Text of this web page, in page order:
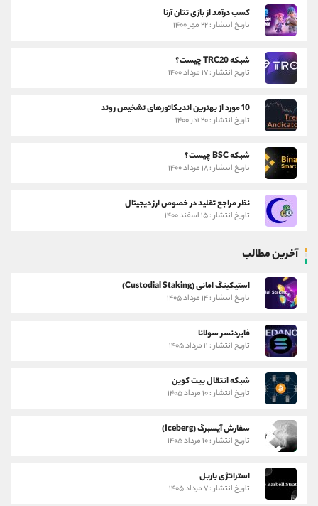
کسب درآمد از بازی تتان آرنا
تاریخ انتشار : ۲۲ مهر ۱۴۰۰
شبکه TRC20 چیست؟
تاریخ انتشار : ۱۷ مرداد ۱۴۰۰
10 مورد از بهترین اندیکاتورهای تشخیص روند
تاریخ انتشار : ۲۰ آذر ۱۴۰۰
شبکه BSC چیست؟
تاریخ انتشار : ۱۸ مرداد ۱۴۰۰
نظر مراجع تقلید در خصوص ارز دیجیتال
تاریخ انتشار : ۱۵ اسفند ۱۴۰۰
آخرین مطالب
استیکینگ امانی (Custodial Staking)
تاریخ انتشار : ۱۴ مرداد ۱۴۰۵
فایردنسر سولانا
تاریخ انتشار : ۱۱ مرداد ۱۴۰۵
شبکه انتقال بیت کوین
تاریخ انتشار : ۱۰ مرداد ۱۴۰۵
سفارش آیسبرگ (Iceberg)
تاریخ انتشار : ۱۰ مرداد ۱۴۰۵
استراتژی باربل
تاریخ انتشار : ۷ مرداد ۱۴۰۵